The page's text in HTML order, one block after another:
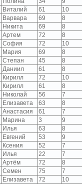
Виталий 61
10
Варвара 69
8
Никита 69
8
Артем 72
8
София 72
10
Мария 69
8
Степан 45
8
Даниил 61
8
Кирилл 72
10
Кирилл 61
8
Николай 56
7
Елизавета 63
8
Анастасия 61
7
Марина 3
9
Илья 63
8
Евгений 53
9
Ксения 52
7
Илья 22
7
Артём 72
8
Семен 75
7
Елизавета 72
10